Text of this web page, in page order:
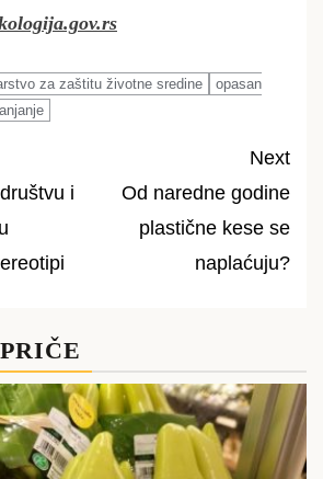
za zaštitu životne sredine
opasan
i
Next
Od naredne godine
plastične kese se
naplaćuju?